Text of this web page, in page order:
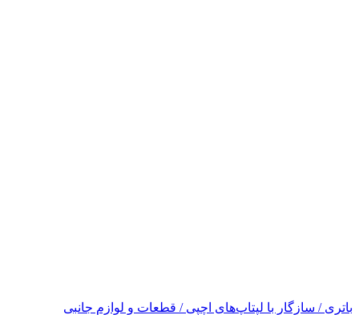
باتری / سازگار با لپتاپ‌های اچپی / قطعات و لوازم جانبی